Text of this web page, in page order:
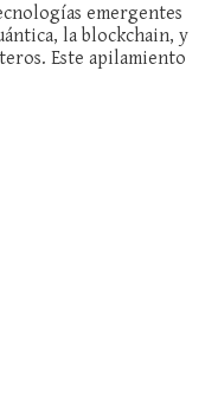
emergentes
la blockchain, y
Este apilamiento